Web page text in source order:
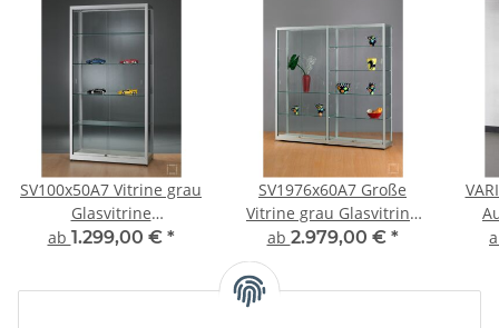
SV100x50A7 Vitrine grau
Glasvitrine
Ausstellungsvitrine
ab 1.299,00 € *
SV1976x60A7 Große
Vitrine grau Glasvitrine
Ausstellungsvitrine
Präsentationsvitrine
abschließbar Alu Silber
ab 2.979,00 € *